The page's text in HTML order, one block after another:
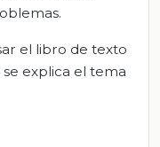
el libro de texto
se explica el tema